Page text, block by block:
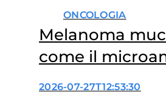
ONCOLOGIA
Melanoma
come il
influenza le
2026-07-27T12:53:30